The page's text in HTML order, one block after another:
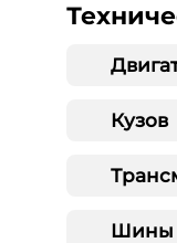
Кузов
Шины